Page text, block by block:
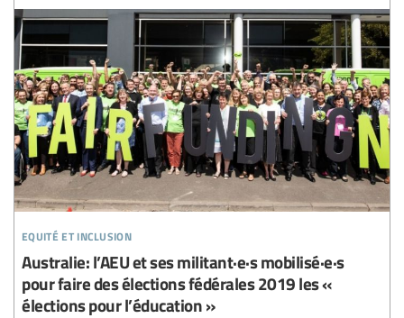
equité et inclusion
Australie: l’AEU et ses militant·e·s mobilisé·e·s
pour faire des élections fédérales 2019 les «
élections pour l’éducation »